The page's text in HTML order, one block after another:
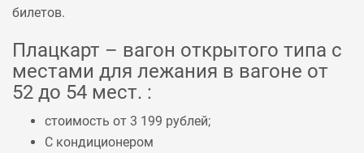
билетов.
Плацкарт – вагон открытого типа с
местами для лежания в вагоне от
52 до 54 мест. :
стоимость от 3 199 рублей;
С кондиционером